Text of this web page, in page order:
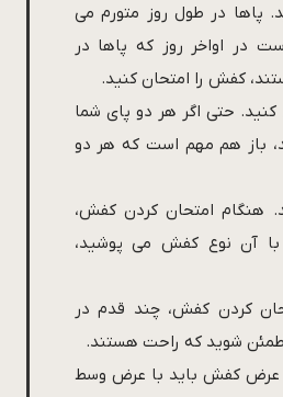
پاها در طول روز متورم می
در اواخر روز که پاها در
کفش را امتحان کنید.
حتی اگر هر دو پای شما
باز هم مهم است که هر دو
هنگام امتحان کردن کفش،
با آن نوع کفش می پوشید،
کردن کفش، چند قدم در
مطمئن شوید که راحت هستند.
کفش باید با عرض وسط